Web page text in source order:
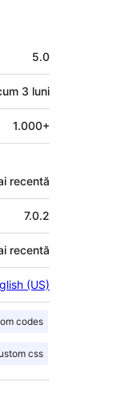
5.0
3 luni
1.000+
recentă
7.0.2
recentă
(US)
codes
css